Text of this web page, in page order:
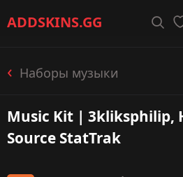
ADDSKINS.GG
Пистолеты-пулемёты
Перчатки
Наборы музыки
Music Kit | 3kliksphilip,
Source StatTrak